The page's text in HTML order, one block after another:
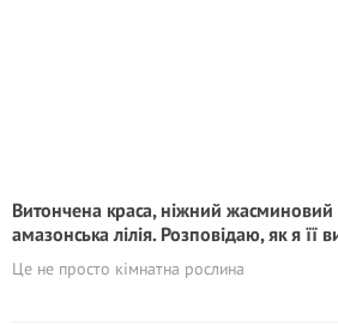
Витончена краса, ніжний
амазонська лілія. Розповідаю, як я її
Це не просто кімнатна рослина